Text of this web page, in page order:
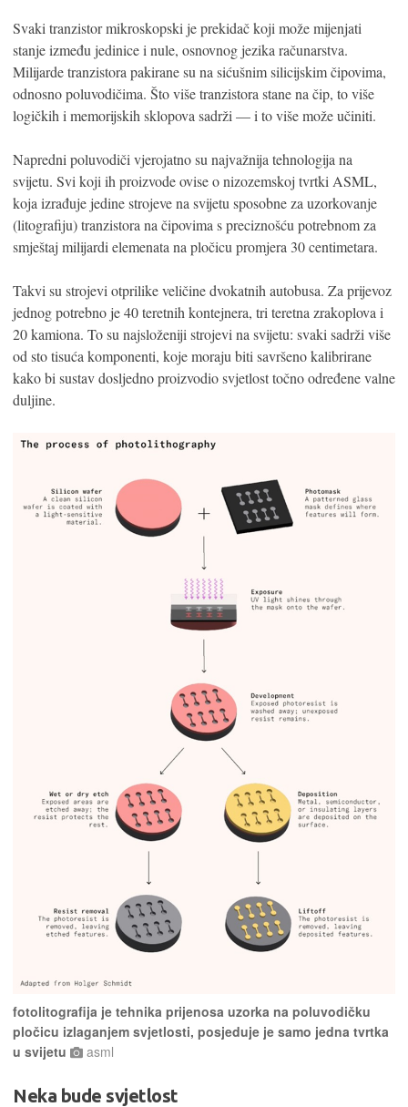
Svaki tranzistor mikroskopski je prekidač koji može mijenjati
stanje između jedinice i nule, osnovnog jezika računarstva.
Milijarde tranzistora pakirane su na sićušnim silicijskim čipovima,
odnosno poluvodičima. Što više tranzistora stane na čip, to više
logičkih i memorijskih sklopova sadrži — i to više može učiniti.
Napredni poluvodiči vjerojatno su najvažnija tehnologija na
svijetu. Svi koji ih proizvode ovise o nizozemskoj tvrtki ASML,
koja izrađuje jedine strojeve na svijetu sposobne za uzorkovanje
(litografiju) tranzistora na čipovima s preciznošću potrebnom za
smještaj milijardi elemenata na pločicu promjera 30 centimetara.
Takvi su strojevi otprilike veličine dvokatnih autobusa. Za prijevoz
jednog potrebno je 40 teretnih kontejnera, tri teretna zrakoplova i
20 kamiona. To su najsloženiji strojevi na svijetu: svaki sadrži više
od sto tisuća komponenti, koje moraju biti savršeno kalibrirane
kako bi sustav dosljedno proizvodio svjetlost točno određene valne
duljine.
fotolitografija je tehnika prijenosa uzorka na poluvodičku
pločicu izlaganjem svjetlosti, posjeduje je samo jedna tvrtka
u svijetu
asml
Neka bude svjetlost